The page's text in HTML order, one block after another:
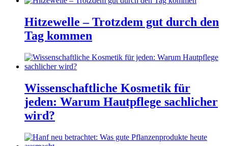
Hitzewelle – Trotzdem gut durch den
Tag kommen
Wissenschaftliche Kosmetik für
jeden: Warum Hautpflege sachlicher
wird?